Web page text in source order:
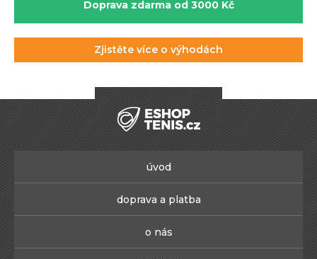
Doprava zdarma od 3000 Kč
Zjistěte více o výhodách
úvod
doprava a platba
o nás